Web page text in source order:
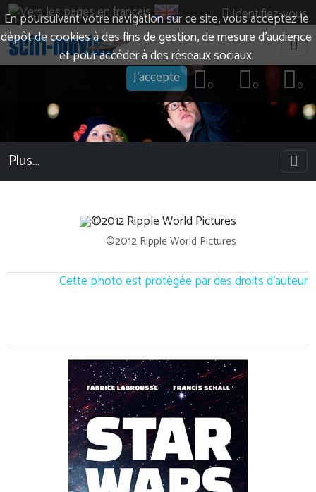
En poursuivant votre navigation sur ce site, vous acceptez le
dépôt de cookies à des fins de gestion, de mesure d’audience
et pour accéder à des réseaux sociaux.
J'accepte
Identifiez-vous
0
0
0
Plus…
©2012 Ripple World Pictures
Cette photo est protégée par des droits d'auteur